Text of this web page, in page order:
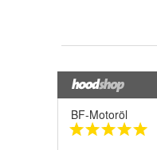
BF-Motoröl